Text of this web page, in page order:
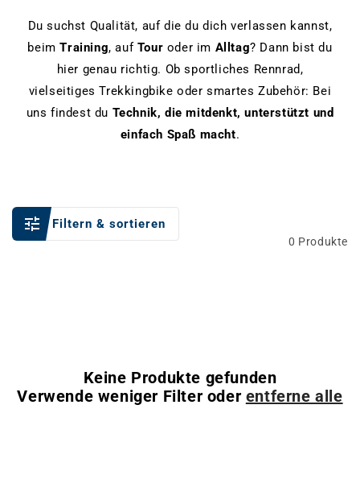
Du suchst Qualität, auf die du dich verlassen kannst,
beimTraining, auf Tour oder im Alltag? Dann bist du
hier genau richtig. Ob sportliches Rennrad,
vielseitiges Trekkingbike oder smartes Zubehör: Bei
uns findest du Technik, die mitdenkt, unterstützt und
einfach Spaß macht.
Filtern & sortieren
0 Produkte
Keine Produkte gefunden
Verwende weniger Filter oder entferne alle